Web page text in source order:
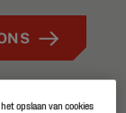
opslaan van cookies